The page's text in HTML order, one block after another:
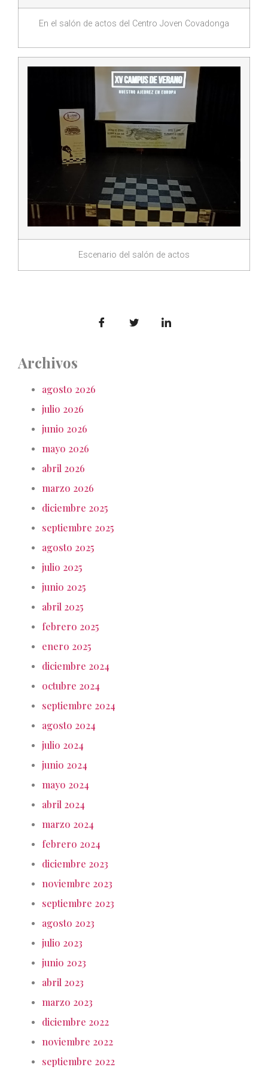
En el salón de actos del Centro Joven Covadonga
Escenario del salón de actos
Archivos
agosto 2026
julio 2026
junio 2026
mayo 2026
abril 2026
marzo 2026
diciembre 2025
septiembre 2025
agosto 2025
julio 2025
junio 2025
abril 2025
febrero 2025
enero 2025
diciembre 2024
octubre 2024
septiembre 2024
agosto 2024
julio 2024
junio 2024
mayo 2024
abril 2024
marzo 2024
febrero 2024
diciembre 2023
noviembre 2023
septiembre 2023
agosto 2023
julio 2023
junio 2023
abril 2023
marzo 2023
diciembre 2022
noviembre 2022
septiembre 2022